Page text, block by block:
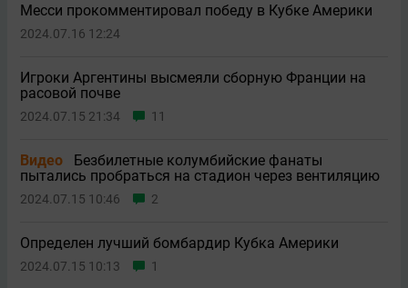
Месси прокомментировал победу в Кубке Америки
2024.07.16 12:24
Игроки Аргентины высмеяли сборную Франции на
расовой почве
2024.07.15 21:34 11
Видео
Безбилетные колумбийские фанаты
пытались пробраться на стадион через вентиляцию
2024.07.15 10:46 2
Определен лучший бомбардир Кубка Америки
2024.07.15 10:13 1